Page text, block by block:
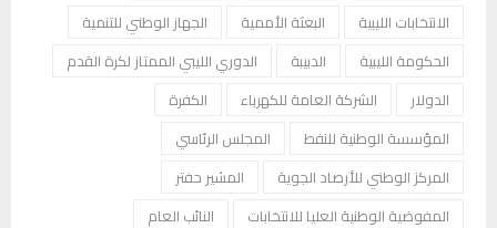
الانتخابات الليبية
البعثة الأممية
الجهاز الوطني للتنمية
الحكومة الليبية
الدبيبة
الدوري الليبي الممتاز لكرة القدم
الدولار
الشركة العامة للكهرباء
الكفرة
المؤسسة الوطنية للنفط
المجلس الرئاسي
المركز الوطني للأرصاد الجوية
المشير حفتر
المفوضية الوطنية العليا للانتخابات
النائب العام